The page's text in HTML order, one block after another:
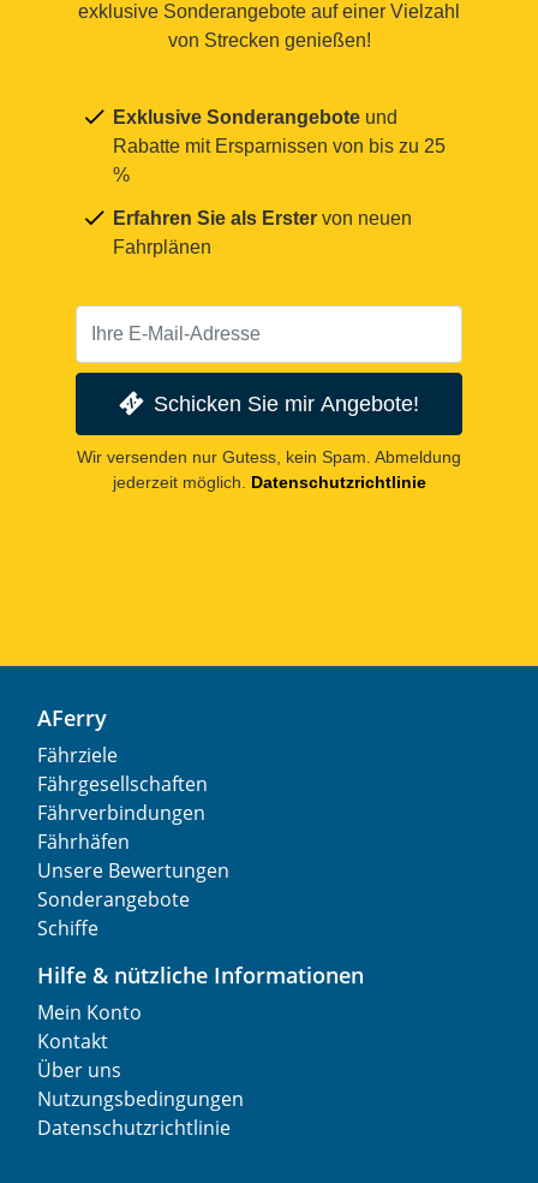
exklusive Sonderangebote auf einer Vielzahl
von Strecken genießen!
Exklusive Sonderangebote und
Rabatte mit Ersparnissen von bis zu 25
%
Erfahren Sie als Erster von neuen
Fahrplänen
Schicken Sie mir Angebote!
Wir versenden nur Gutess, kein Spam. Abmeldung
jederzeit möglich.
Datenschutzrichtlinie
AFerry
Fährziele
Fährgesellschaften
Fährverbindungen
Fährhäfen
Unsere Bewertungen
Sonderangebote
Schiffe
Hilfe & nützliche Informationen
Mein Konto
Kontakt
Über uns
Nutzungsbedingungen
Datenschutzrichtlinie